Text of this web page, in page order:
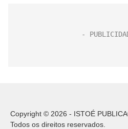
Copyright © 2026 - ISTOÉ
Todos os direitos reservados.